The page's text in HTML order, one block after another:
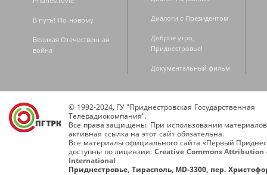
В путь! По-новому
Великая Отечественная
война
Диалоги с Президентом
Доброе утро,
Приднестровье!
Документальный фильм
© 1992-2024, ГУ "Приднестровская Государственная
Телерадиокомпания".
Все права защищены. При использовании
активная ссылка на этот сайт обязательна.
Все материалы официального сайта «Первый
доступны по лицензии: Creative Commons Attribution
International
Приднестровье, Тирасполь, MD-3300, пер.